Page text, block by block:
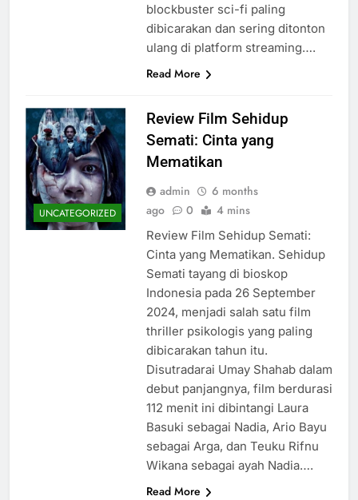
blockbuster sci-fi paling
dibicarakan dan sering ditonton
ulang di platform streaming….
Read More
UNCATEGORIZED
Review Film Sehidup
Semati: Cinta yang
Mematikan
admin
6 months
ago
0 4 mins
Review Film Sehidup Semati:
Cinta yang Mematikan. Sehidup
Semati tayang di bioskop
Indonesia pada 26 September
2024, menjadi salah satu film
thriller psikologis yang paling
dibicarakan tahun itu.
Disutradarai Umay Shahab dalam
debut panjangnya, film berdurasi
112 menit ini dibintangi Laura
Basuki sebagai Nadia, Ario Bayu
sebagai Arga, dan Teuku Rifnu
Wikana sebagai ayah Nadia….
Read More